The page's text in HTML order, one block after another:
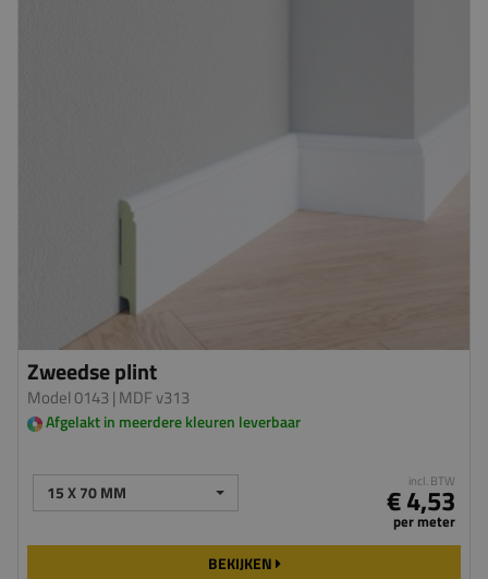
Zweedse plint
Model 0143 | MDF v313
Afgelakt in meerdere kleuren leverbaar
15 X 70 MM incl. BTW
€ 4,53
per meter
BEKIJKEN